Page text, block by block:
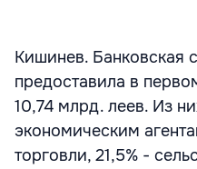
Кишинев. Банковская
предоставила в
10,74 млрд. леев. Из
экономическим
торговли, 21,5% -